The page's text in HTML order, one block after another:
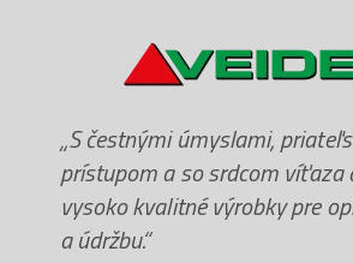
„S čestnými úmyslami,
prístupom a so srdcom víťaza
vysoko kvalitné výrobky pre
a údržbu.“